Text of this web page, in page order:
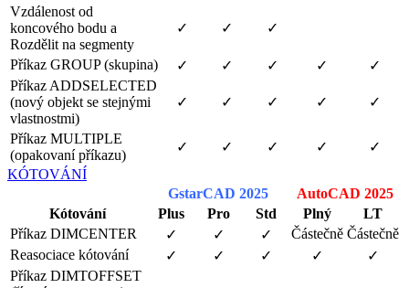
Vzdálenost od
koncového bodu a
Rozdělit na segmenty
✓ ✓ ✓
Příkaz GROUP (skupina) ✓ ✓ ✓ ✓
✓
Příkaz ADDSELECTED
(nový objekt se stejnými
vlastnostmi)
✓ ✓ ✓ ✓ ✓
Příkaz MULTIPLE
(opakovaní příkazu)
✓ ✓ ✓ ✓
✓
KÓTOVÁNÍ
GstarCAD 2025
AutoCAD 2025
Kótování
Plus Pro Std Plný
LT
Příkaz DIMCENTER
✓ ✓ ✓ Částečně Částečně
Reasociace kótování
✓ ✓ ✓ ✓
✓
Příkaz DIMTOFFSET